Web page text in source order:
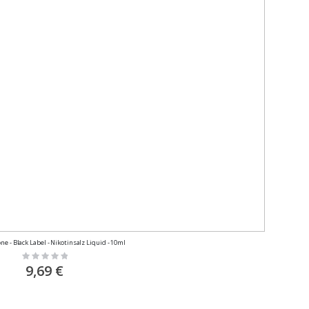
- Black Label - Nikotinsalz Liquid - 10ml
Rating:
9,69 €